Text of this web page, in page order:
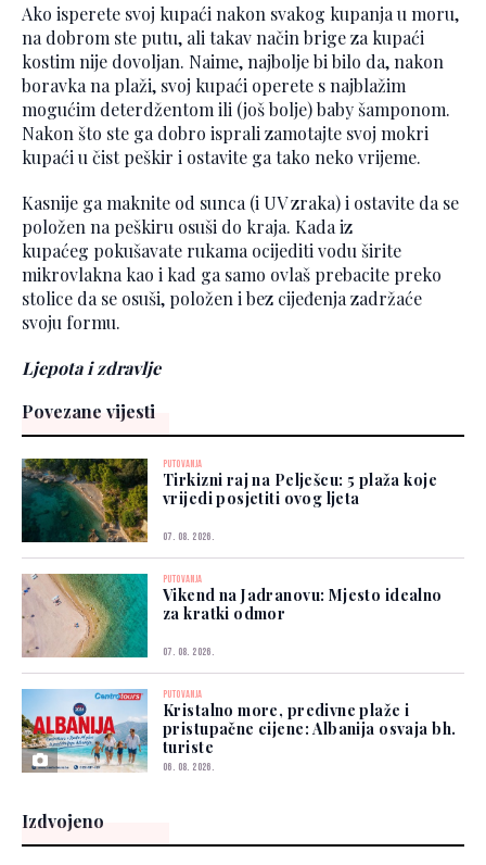
Ako isperete svoj kupaći nakon svakog kupanja u moru,
na dobrom ste putu, ali takav način brige za kupaći
kostim nije dovoljan. Naime, najbolje bi bilo da, nakon
boravka na plaži, svoj kupaći operete s najblažim
mogućim deterdžentom ili (još bolje) baby šamponom.
Nakon što ste ga dobro isprali zamotajte svoj mokri
kupaći u čist peškir i ostavite ga tako neko vrijeme.
Kasnije ga maknite od sunca (i UV zraka) i ostavite da se
položen na peškiru osuši do kraja. Kada iz
kupaćeg pokušavate rukama ocijediti vodu širite
mikrovlakna kao i kad ga samo ovlaš prebacite preko
stolice da se osuši, položen i bez cijeđenja zadržaće
svoju formu.
Ljepota i zdravlje
Povezane vijesti
PUTOVANJA
Tirkizni raj na Pelješcu: 5 plaža koje
vrijedi posjetiti ovog ljeta
07. 08. 2026.
PUTOVANJA
Vikend na Jadranovu: Mjesto idealno
za kratki odmor
07. 08. 2026.
PUTOVANJA
Kristalno more, predivne plaže i
pristupačne cijene: Albanija osvaja bh.
turiste
06. 08. 2026.
Izdvojeno